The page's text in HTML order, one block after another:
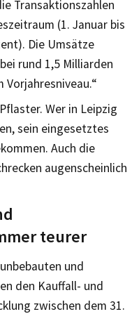
Transaktionszahlen
(1. Januar bis
Die Umsätze
rund 1,5 Milliarden
Wer in Leipzig
sein eingesetztes
Auch die
augenscheinlich
teurer
und
den Kauffall- und
zwischen dem 31.